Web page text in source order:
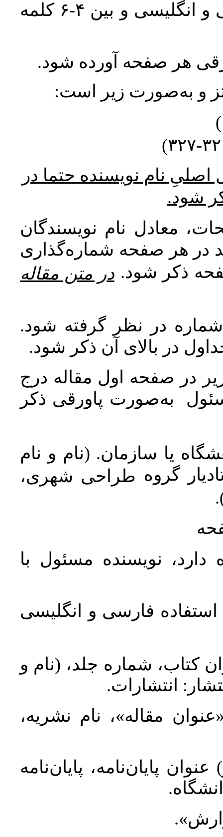
واژگان کلیدی بلافاصله پس از چکیده فارسی و انگلیسی و بین ۴-۶ کلمه
هر صفحه آورده شود.
و به‌صورت زیر است:
نام نویسنده حتما در
شود.
معادل نام نویسندگان
در هر صفحه شماره‌گذاری
ذکر شود. در متن مقاله
در نظر گرفته شود.
در بالای آن ذکر شود.
در صفحه اول مقاله درج
به‌صورت پاورقی ذکر
یا سازمان. (نام و نام
گروه طراحی شهری،
نویسنده مسئول با
استفاده فارسی و انگلیسی
کتاب، شماره جلد، (نام و
انتشارات.
مقاله»، نام نشریه،
پایان‌نامه، پایان‌نامه